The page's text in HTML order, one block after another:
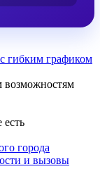
гибким графиком
возможностям
и вызовы